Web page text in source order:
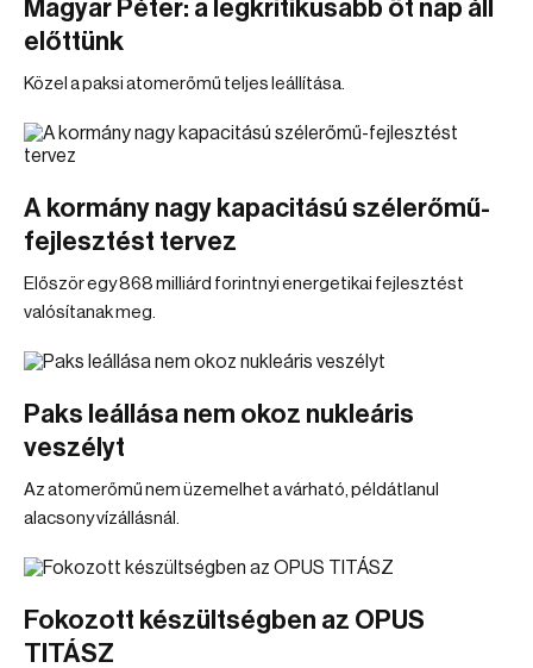
Magyar Péter: a legkritikusabb öt nap áll
előttünk
Közel a paksi atomerőmű teljes leállítása.
A kormány nagy kapacitású szélerőmű-
fejlesztést tervez
Először egy 868 milliárd forintnyi energetikai fejlesztést
valósítanak meg.
Paks leállása nem okoz nukleáris
veszélyt
Az atomerőmű nem üzemelhet a várható, példátlanul
alacsony vízállásnál.
Fokozott készültségben az OPUS
TITÁSZ